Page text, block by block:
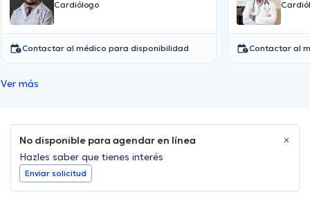
Cardiólogo
Contactar al médico para disponibilidad Contactar al
Ver más
No disponible para agendar en línea
Hazles saber que tienes interés
Enviar solicitud